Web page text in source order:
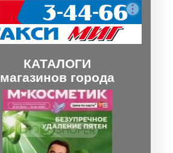
Домкрат
гидравлический
подкатной «Т50 Зубр
Профессионал»7750 руб.
Мойка «HUTER M
PW»
КАТАЛОГИ
магазинов города